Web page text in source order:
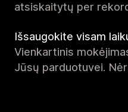
atsiskaitytų per
Išsaugokite visam
Vienkartinis
Jūsų parduotuvei.